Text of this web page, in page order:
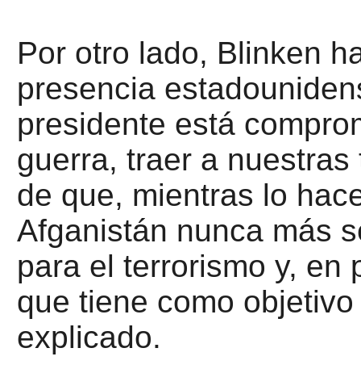
Por otro lado, Blinken
presencia
presidente está
guerra, traer a
de que, mientras lo
Afganistán nunca más
para el terrorismo y, en
que tiene como
explicado.